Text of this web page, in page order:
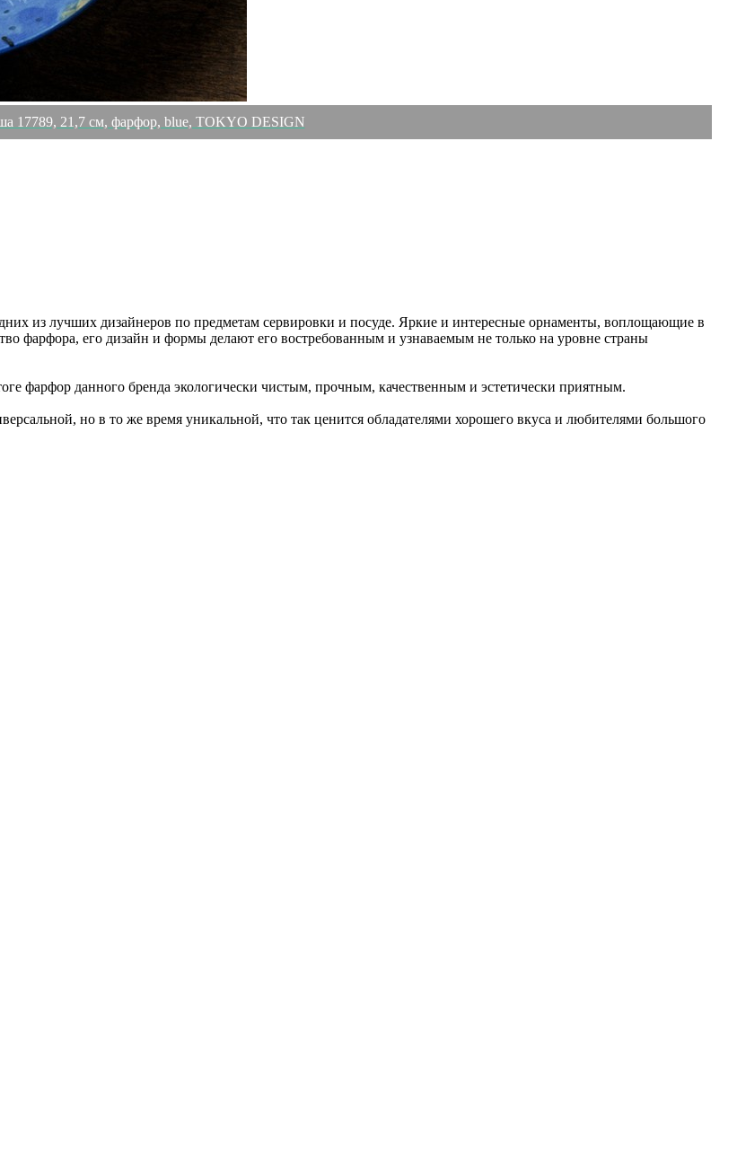
17789, 21,7 см, фарфор, blue, TOKYO DESIGN
из лучших дизайнеров по предметам сервировки и посуде. Яркие и интересные орнаменты, воплощающие в
фарфора, его дизайн и формы делают его востребованным и узнаваемым не только на уровне страны
фарфор данного бренда экологически чистым, прочным, качественным и эстетически приятным.
но в то же время уникальной, что так ценится обладателями хорошего вкуса и любителями большого